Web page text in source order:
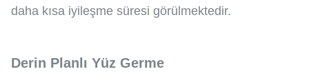
daha kısa iyileşme süresi görülmektedir.
Derin Planlı Yüz Germe